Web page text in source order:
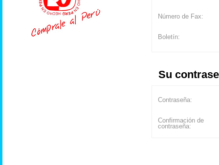
Número de Fax:
Boletín:
Su
Contraseña:
Confirmación de
contraseña: